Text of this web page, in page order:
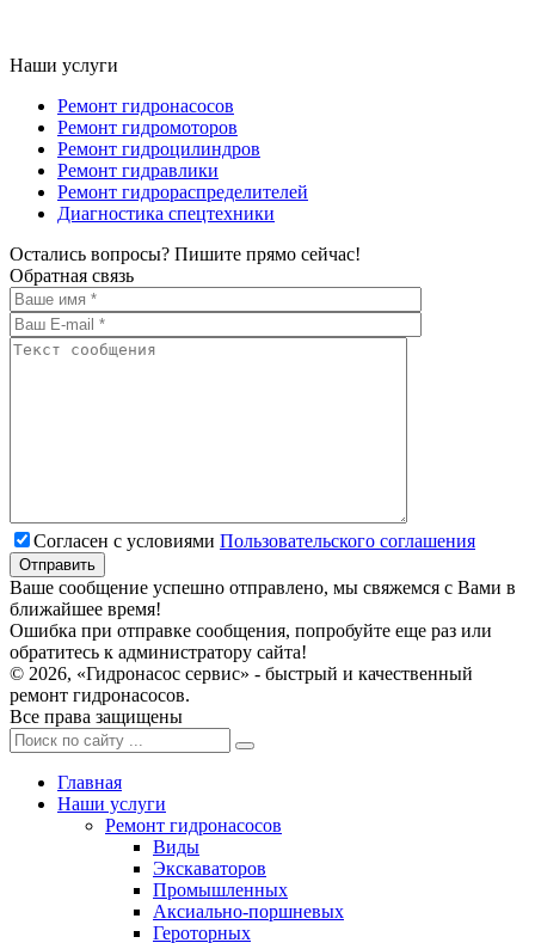
Наши услуги
Ремонт гидронасосов
Ремонт гидромоторов
Ремонт гидроцилиндров
Ремонт гидравлики
Ремонт гидрораспределителей
Диагностика спецтехники
Остались вопросы? Пишите прямо сейчас!
Обратная связь
Согласен с условиями Пользовательского соглашения
Ваше сообщение успешно отправлено, мы свяжемся с Вами в
ближайшее время!
Ошибка при отправке сообщения, попробуйте еще раз или
обратитесь к администратору сайта!
© 2026, «Гидронасос сервис» - быстрый и качественный
ремонт гидронасосов.
Все права защищены
Главная
Наши услуги
Ремонт гидронасосов
Виды
Экскаваторов
Промышленных
Аксиально-поршневых
Героторных